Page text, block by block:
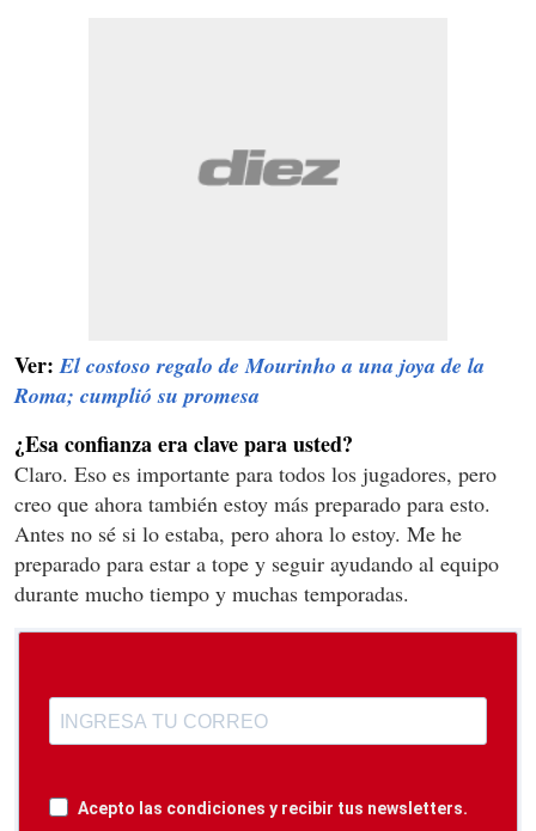
Ver:El costoso regalo de Mourinho a una joya de la
Roma; cumplió su promesa
¿Esa confianza era clave para usted?
Claro. Eso es importante para todos los jugadores, pero
creo que ahora también estoy más preparado para esto.
Antes no sé si lo estaba, pero ahora lo estoy. Me he
preparado para estar a tope y seguir ayudando al equipo
durante mucho tiempo y muchas temporadas.
Acepto las condiciones y recibir tus newsletters.